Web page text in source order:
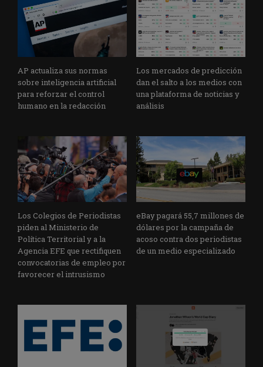
AP actualiza sus normas
sobre inteligencia artificial
para reforzar el control
humano en la redacción
Los mercados de predicción
dan el salto a los medios con
una plataforma de noticias y
análisis
Los Colegios de Periodistas
piden al Ministerio de
Política Territorial y a la
Agencia EFE que rectifiquen
convocatorias de empleo por
favorecer el intrusismo
eBay pagará 55,7 millones de
dólares por la campaña de
acoso contra dos periodistas
de un medio especializado